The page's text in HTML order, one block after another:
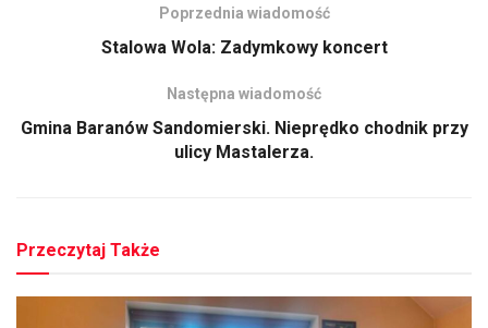
Poprzednia wiadomość
Stalowa Wola: Zadymkowy koncert
Następna wiadomość
Gmina Baranów Sandomierski. Nieprędko chodnik przy
ulicy Mastalerza.
Przeczytaj Także